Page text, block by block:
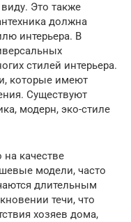
Это также
должна
интерьера. В
стилей интерьера.
которые имеют
Существуют
модерн, эко-стиле
качестве
модели, часто
длительным
течи, что
хозяев дома,